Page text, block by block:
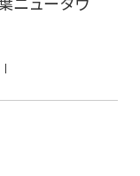
ニュータウ